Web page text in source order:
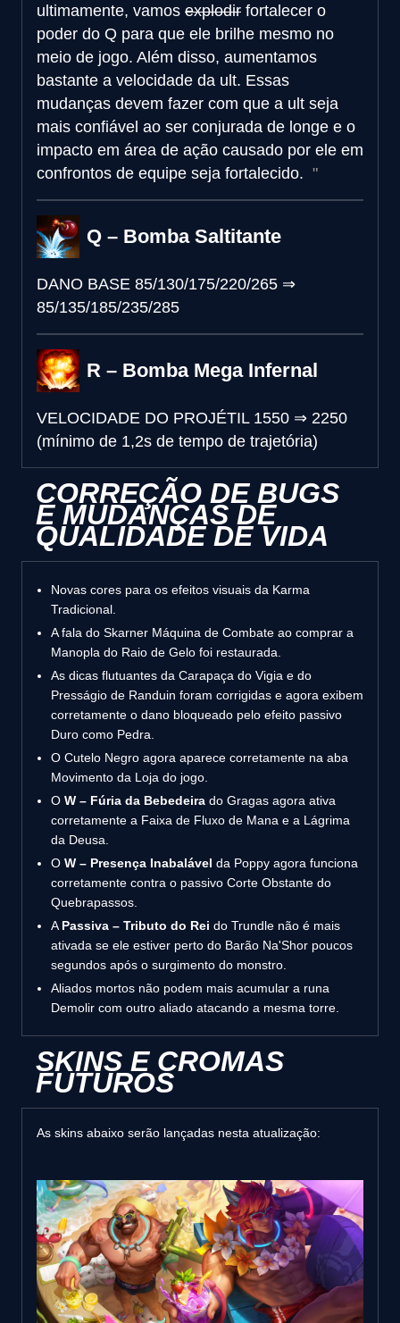
ultimamente, vamos explodir fortalecer o
poder do Q para que ele brilhe mesmo no
meio de jogo. Além disso, aumentamos
bastante a velocidade da ult. Essas
mudanças devem fazer com que a ult seja
mais confiável ao ser conjurada de longe e o
impacto em área de ação causado por ele em
confrontos de equipe seja fortalecido.
Q – Bomba Saltitante
DANO BASE 85/130/175/220/265 ⇒
85/135/185/235/285
R – Bomba Mega Infernal
VELOCIDADE DO PROJÉTIL 1550 ⇒ 2250
(mínimo de 1,2s de tempo de trajetória)
CORREÇÃO DE BUGS
E MUDANÇAS DE
QUALIDADE DE VIDA
Novas cores para os efeitos visuais da Karma
Tradicional.
A fala do Skarner Máquina de Combate ao comprar a
Manopla do Raio de Gelo foi restaurada.
As dicas flutuantes da Carapaça do Vigia e do
Presságio de Randuin foram corrigidas e agora exibem
corretamente o dano bloqueado pelo efeito passivo
Duro como Pedra.
O Cutelo Negro agora aparece corretamente na aba
Movimento da Loja do jogo.
O W – Fúria da Bebedeira do Gragas agora ativa
corretamente a Faixa de Fluxo de Mana e a Lágrima
da Deusa.
O W – Presença Inabalável da Poppy agora funciona
corretamente contra o passivo Corte Obstante do
Quebrapassos.
A Passiva – Tributo do Rei do Trundle não é mais
ativada se ele estiver perto do Barão Na'Shor poucos
segundos após o surgimento do monstro.
Aliados mortos não podem mais acumular a runa
Demolir com outro aliado atacando a mesma torre.
SKINS E CROMAS
FUTUROS
As skins abaixo serão lançadas nesta atualização: